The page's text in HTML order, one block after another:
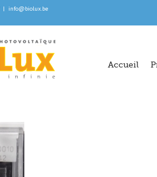
| info@biolux.be
Accueil